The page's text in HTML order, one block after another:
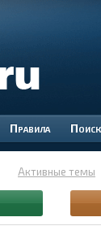
Правила Поиск
Активные темы